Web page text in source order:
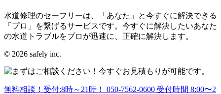
水道修理のセーフリーは、「あなた」と今すぐに解決できる
「プロ」を繋げるサービスです。今すぐに解決したいあなた
の水道トラブルをプロが迅速に、正確に解決します。
© 2026 safely inc.
無料相談！受付:8時～21時！ 050-7562-0600 受付時間 8:00〜2